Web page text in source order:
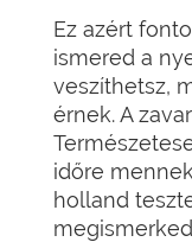
Ez azért
ismered a
veszíthetsz,
érnek. A
időre
holland